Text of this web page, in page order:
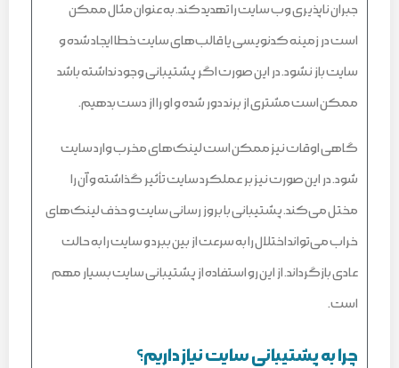
جبران ناپذیری وب سایت را تهدید کند. به عنوان مثال ممکن
است در زمینه کدنویسی یا قالب‌های سایت خطا ایجاد شده و
سایت باز نشود. در این صورت اگر پشتیبانی وجود نداشته باشد
ممکن است مشتری از برند دور شده و او را از دست بدهیم.
گاهی اوقات نیز ممکن است لینک‌های مخرب وارد سایت
شود‌. در این صورت نیز بر عملکرد سایت تأثیر گذاشته و آن را
مختل می‌کند. پشتیبانی با بروز رسانی سایت و حذف لینک‌های
خراب می‌تواند اختلال را به سرعت از بین ببرد و سایت را به حالت
عادی بازگرداند. از این رو استفاده از پشتیبانی سایت بسیار مهم
است.
چرا به پشتیبانی سایت نیاز داریم؟